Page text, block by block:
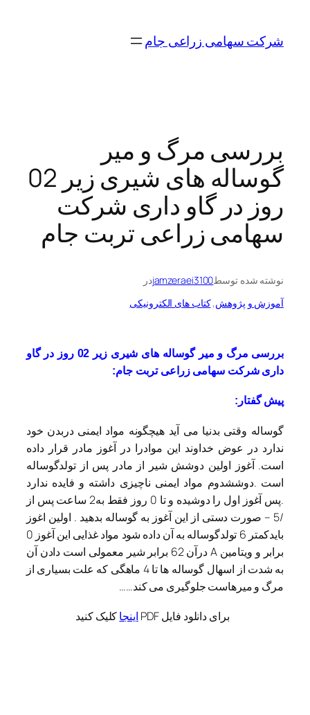
محتواشرکت سهامی زراعی جام
بررسی مرگ و میر
گوساله های شیری زیر 02
روز در گاو داری شرکت
سهامی زراعی تربت جام
نوشته شده توسطjamzeraei3100در
آموزش و پژوهش, کتاب های الکترونیکی
بررسی مرگ و میر گوساله های شیری زیر 02 روز در گاو
داری شرکت سهامی زراعی تربت جام:
پیش گفتار:
گوساله وقتی بدنیا می آید هیچگونه مواد ایمنی دربدن خود
ندارد در عوض خداوند این موادرا در آغوز مادر قرار داده
است. آغوز اولین دوشش شیر از مادر پس از تولدگوساله
است .دوششدوم مواد ایمنی ناچیزی داشته و فایده ندارد
.پس آغوز اول را دوشیده و تا 0 روز فقط به2 ساعت پس از
/5 – صورت دستی از این آغوز به گوساله بدهید . اولین اغوز
بایدکمتر 6 تولدگوساله به آن داده شود مواد غذایی این آغوز 0
برابر و ویتامین A درآن 62 برابر شیر معمولی است دادن آن
به شدت از اسهال گوساله ها تا 4 ماهگی که علت بسیاری از
مرگ و میرهاست جلوگیری می کند……
برای دانلود فایل PDF
اینجاکلیک کنید